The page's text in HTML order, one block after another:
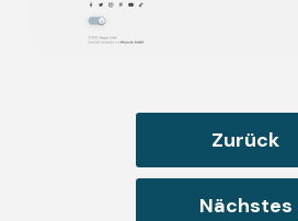
Zurück
Nächstes